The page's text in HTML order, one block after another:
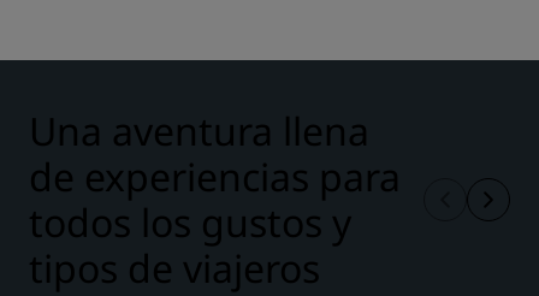
Una aventura llena
de experiencias para
todos los gustos y
tipos de viajeros